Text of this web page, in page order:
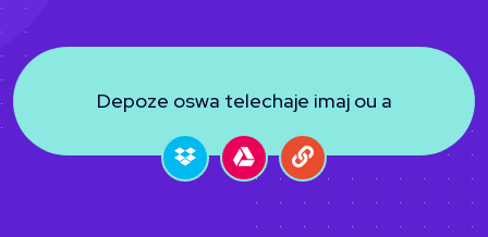
Depoze oswa telechaje imaj ou a